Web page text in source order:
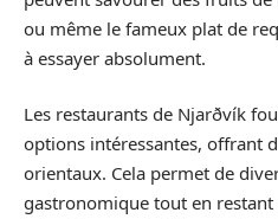
ou même le fameux plat de
à essayer absolument.
Les restaurants de Njarðvík
options intéressantes, offrant
orientaux. Cela permet de
gastronomique tout en restant